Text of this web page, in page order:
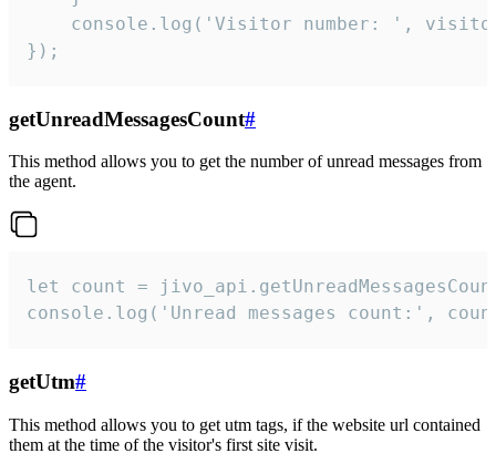
console.log('Visitor number: ',
});
getUnreadMessagesCount#
This method allows you to get the number of unread messages from
the agent.
let count =
console.log('Unread messages count:',
getUtm#
This method allows you to get utm tags, if the website url contained
them at the time of the visitor's first site visit.